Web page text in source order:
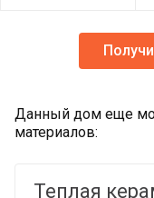
Данный дом еще
материалов:
Теплая